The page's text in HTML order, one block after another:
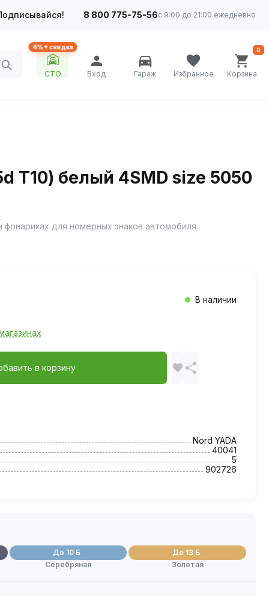
8 800 775-75-56с 9:00 до 21:00 ежедневно
4%+ скидка
СТО Вход Гараж Избранное Корзина
0
T10) белый 4SMD size 5050
для номерных знаков автомобиля.
В наличии
в корзину
Nord YADA
40041
5
902726
До 10 Б
Серебряная
До 13 Б
Золотая